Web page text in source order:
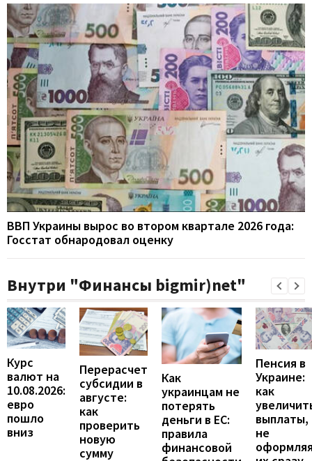
ВВП Украины вырос во втором квартале 2026 года:
Госстат обнародовал оценку
Внутри "Финансы bigmir)net"
Курс
валют на
10.08.2026:
евро
пошло
вниз
Перерасчет
субсидии в
августе:
как
проверить
новую
сумму
Как
украинцам не
потерять
деньги в ЕС:
правила
финансовой
Пенсия в
Украине:
как
выплаты,
не